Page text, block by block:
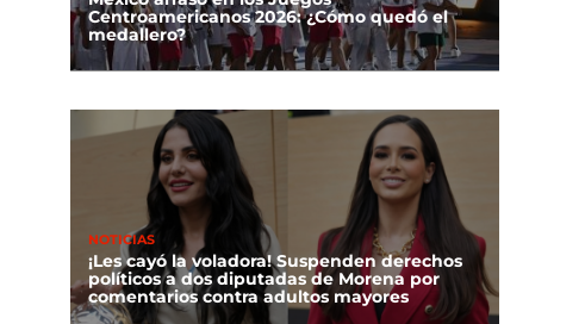
Centroamericanos 2026: ¿Cómo quedó el
medallero?
NOTICIAS
¡Les cayó la voladora! Suspenden derechos
políticos a dos diputadas de Morena por
comentarios contra adultos mayores